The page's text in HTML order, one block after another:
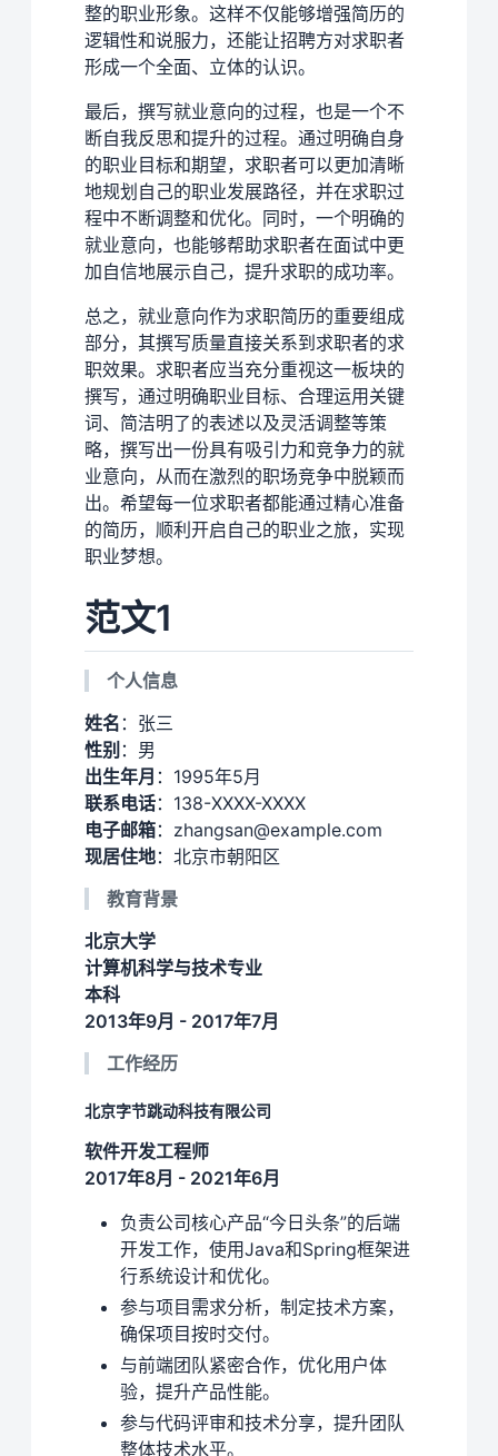
整的职业形象。这样不仅能够增强简历的
逻辑性和说服力，还能让招聘方对求职者
形成一个全面、立体的认识。
最后，撰写就业意向的过程，也是一个不
断自我反思和提升的过程。通过明确自身
的职业目标和期望，求职者可以更加清晰
地规划自己的职业发展路径，并在求职过
程中不断调整和优化。同时，一个明确的
就业意向，也能够帮助求职者在面试中更
加自信地展示自己，提升求职的成功率。
总之，就业意向作为求职简历的重要组成
部分，其撰写质量直接关系到求职者的求
职效果。求职者应当充分重视这一板块的
撰写，通过明确职业目标、合理运用关键
词、简洁明了的表述以及灵活调整等策
略，撰写出一份具有吸引力和竞争力的就
业意向，从而在激烈的职场竞争中脱颖而
出。希望每一位求职者都能通过精心准备
的简历，顺利开启自己的职业之旅，实现
职业梦想。
范文1
个人信息
姓名 ：张三
性别 ：男
出生年月 ：1995年5月
联系电话：138-XXXX-XXXX
电子邮箱：zhangsan@example.com
现居住地：北京市朝阳区
教育背景
北京大学
计算机科学与技术专业
本科
2013年9月 - 2017年7月
工作经历
北京字节跳动科技有限公司
软件开发工程师
2017年8月 - 2021年6月
负责公司核心产品“今日头条”的后端
开发工作，使用Java和Spring框架进
行系统设计和优化。
参与项目需求分析，制定技术方案，
确保项目按时交付。
与前端团队紧密合作，优化用户体
验，提升产品性能。
参与代码评审和技术分享，提升团队
整体技术水平。